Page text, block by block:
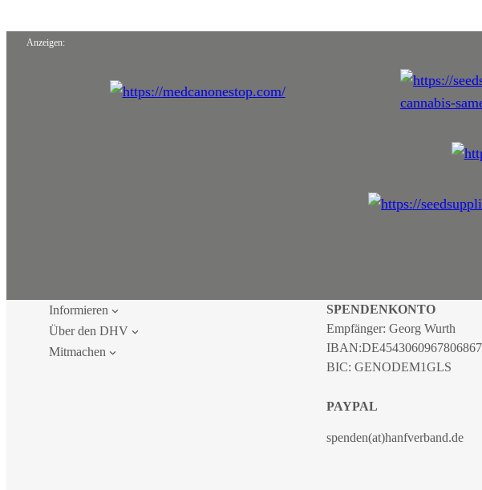
Anzeigen:
Informieren
Über den DHV
Mitmachen
SPENDENKONTO
Empfänger: Georg Wurth
IBAN:
BIC: GENODEM1GLS
PAYPAL
spenden(at)hanfverband.de